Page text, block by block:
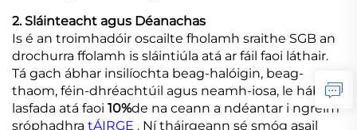
2. Sláinteacht agus Déanachas
Is é an troimhadóir oscailte fholamh sraithe SGB an
drochurra ffolamh is sláintiúla atá ar fáil faoi láthair.
Tá gach ábhar insilíochta beag-halóigin, beag-
thaom, féin-dhréachtúil agus neamh-iosa, le hábhair
lasfada atá faoi 10%de na ceann a ndéantar i ngreim
sróphadhra tÁIRGE . Ní tháirgeann sé smóg asail